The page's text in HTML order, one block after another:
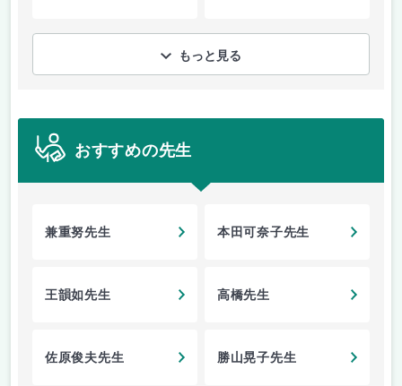
もっと見る
おすすめの先生
兼重努先生 本田可奈子先生
王韻如先生 高橋先生
佐原俊夫先生 勝山晃子先生